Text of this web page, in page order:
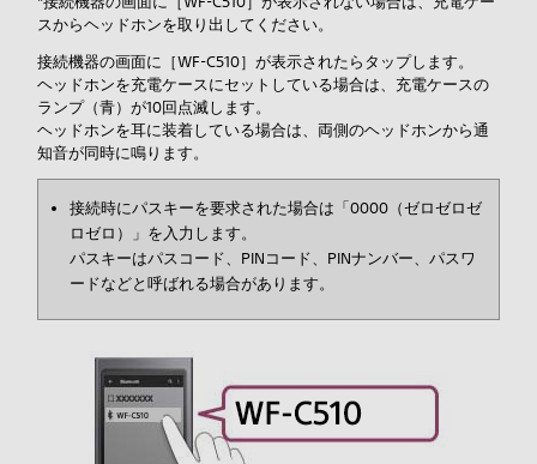
スからヘッドホンを取り出してください。
接続機器の画面に［WF-C510］が表示されたらタップします。
ヘッドホンを充電ケースにセットしている場合は、充電ケースの
ランプ（青）が10回点滅します。
ヘッドホンを耳に装着している場合は、両側のヘッドホンから通
知音が同時に鳴ります。
接続時にパスキーを要求された場合は「0000（ゼロゼロゼ
ロゼロ）」を入力します。
パスキーはパスコード、PINコード、PINナンバー、パスワ
ードなどと呼ばれる場合があります。